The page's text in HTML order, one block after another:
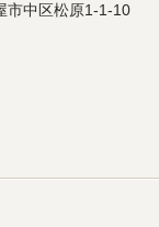
市中区松原1-1-10